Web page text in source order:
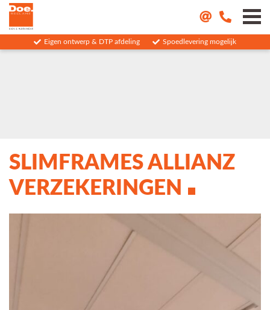
Eigen ontwerp & DTP afdeling Spoedlevering mogelijk
SLIMFRAMES ALLIANZ
VERZEKERINGEN